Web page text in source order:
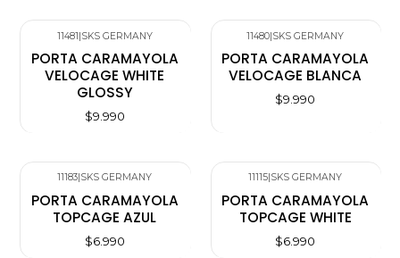
11481|SKS GERMANY
PORTA CARAMAYOLA
VELOCAGE WHITE
GLOSSY
$9.990
11480|SKS GERMANY
PORTA CARAMAYOLA
VELOCAGE BLANCA
$9.990
11183 SKS GERMANY
PORTA CARAMAYOLA
TOPCAGE AZUL
$6.990
11115 SKS GERMANY
PORTA CARAMAYOLA
TOPCAGE WHITE
$6.990